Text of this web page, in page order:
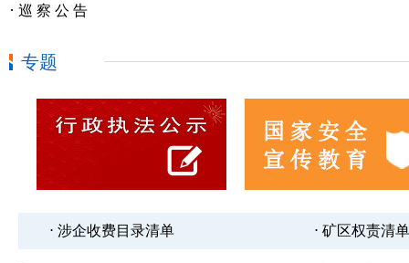
· 巡 察 公 告
专题
⋅ 涉企收费目录清单 ⋅ 矿区权责清